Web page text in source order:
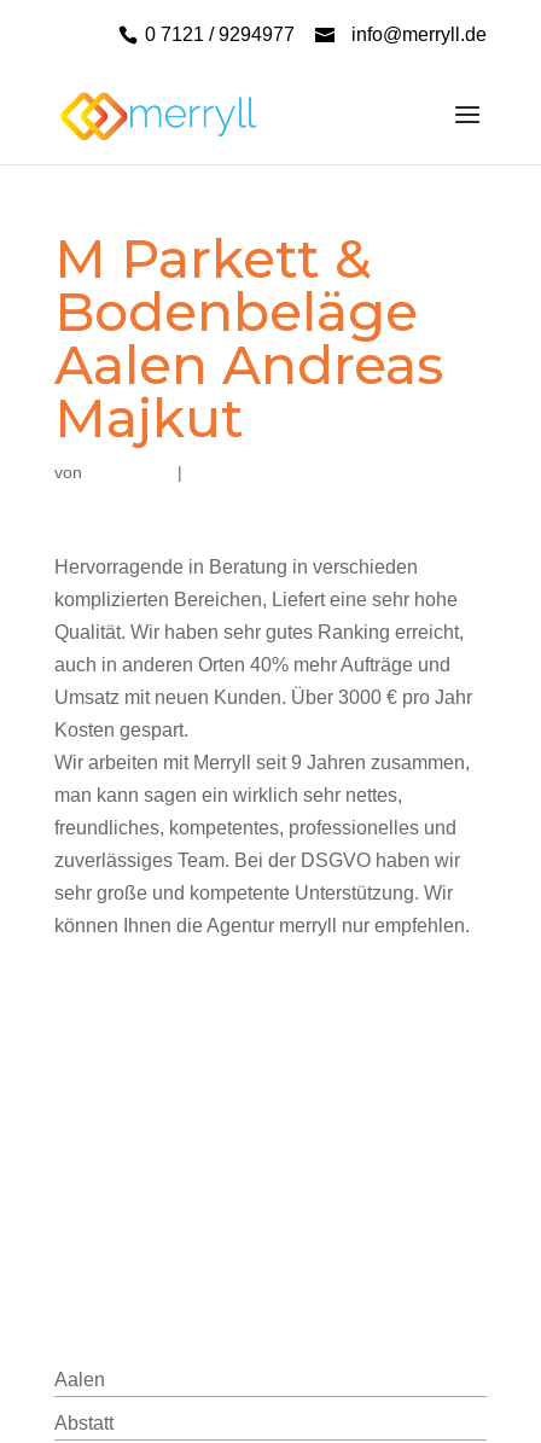
0 7121 / 9294977 info@merryll.de
M Parkett &
Bodenbeläge
Aalen Andreas
Majkut
von |
Hervorragende in Beratung in verschieden
komplizierten Bereichen, Liefert eine sehr hohe
Qualität. Wir haben sehr gutes Ranking erreicht,
auch in anderen Orten 40% mehr Aufträge und
Umsatz mit neuen Kunden. Über 3000 € pro Jahr
Kosten gespart.
Wir arbeiten mit Merryll seit 9 Jahren zusammen,
man kann sagen ein wirklich sehr nettes,
freundliches, kompetentes, professionelles und
zuverlässiges Team. Bei der DSGVO haben wir
sehr große und kompetente Unterstützung. Wir
können Ihnen die Agentur merryll nur empfehlen.
Aalen
Abstatt